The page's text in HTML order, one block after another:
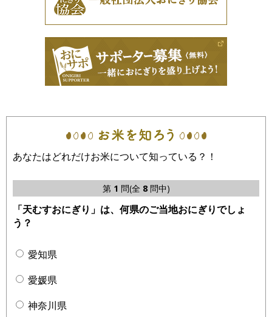
あなたはどれだけお米について知っている？！
第 1 問(全 8問中)
「天むすおにぎり」は、何県のご当地おにぎりでしょ
う？
愛知県
愛媛県
神奈川県